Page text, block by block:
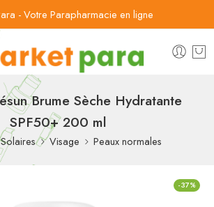
- Votre Parapharmacie en ligne
Brume Sèche Hydratante
SPF50+ 200 ml
Solaires Visage Peaux normales
-37%